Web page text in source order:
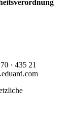
· 435 21